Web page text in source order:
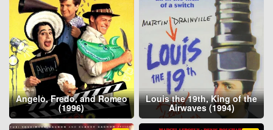
Angelo, Fredo, and Romeo
(1996)
Louis the 19th, King of the
Airwaves (1994)